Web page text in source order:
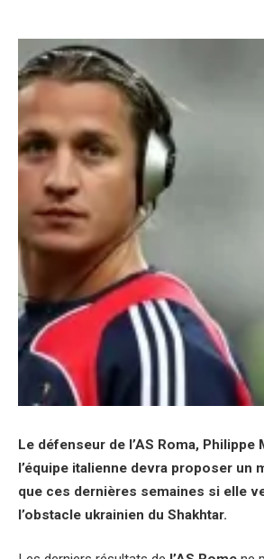
Le défenseur de l’AS Roma, Philippe
l’équipe italienne devra proposer un
que ces dernières semaines si elle
l’obstacle ukrainien du Shakhtar.